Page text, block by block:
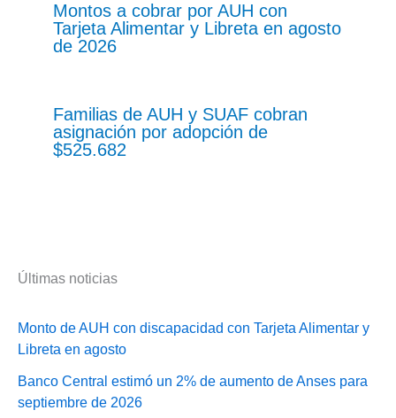
Montos a cobrar por AUH con
Tarjeta Alimentar y Libreta en agosto
de 2026
Familias de AUH y SUAF cobran
asignación por adopción de
$525.682
Últimas noticias
Monto de AUH con discapacidad con Tarjeta Alimentar y
Libreta en agosto
Banco Central estimó un 2% de aumento de Anses para
septiembre de 2026